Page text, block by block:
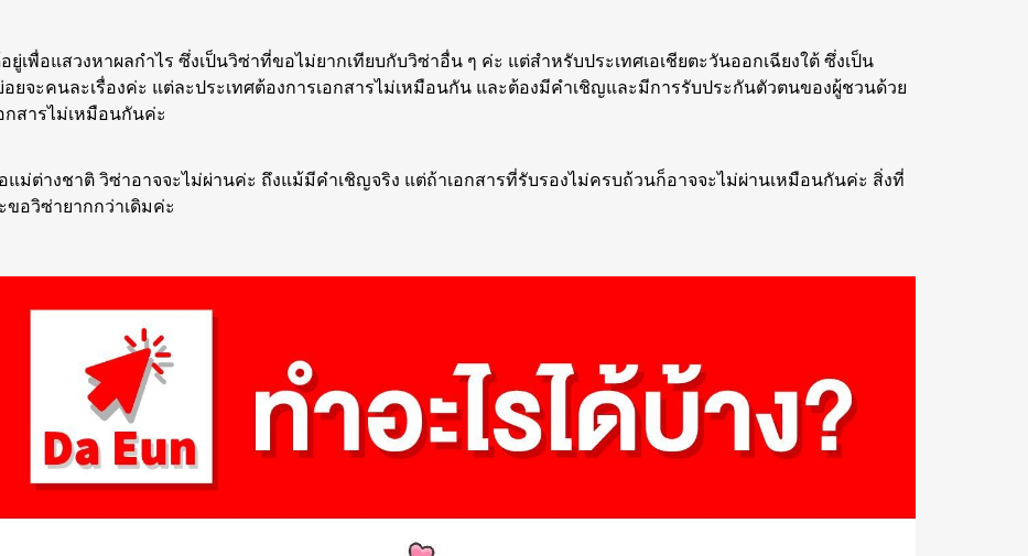
ยู่เพื่อแสวงหาผลกำไร ซึ่งเป็นวิซ่าที่ขอไม่ยากเทียบกับวิซ่าอื่น ๆ ค่ะ แต่สำหรับประเทศเอเชียตะวันออกเฉียงใต้ ซึ่งเป็น
ยจะคนละเรื่องค่ะ แต่ละประเทศต้องการเอกสารไม่เหมือนกัน และต้องมีคำเชิญและมีการรับประกันตัวตนของผู้ชวนด้วย
กสารไม่เหมือนกันค่ะ
ม่ต่างชาติ วิซ่าอาจจะไม่ผ่านค่ะ ถึงแม้มีคำเชิญจริง แต่ถ้าเอกสารที่รับรองไม่ครบถ้วนก็อาจจะไม่ผ่านเหมือนกันค่ะ สิ่งที่
อวิซ่ายากกว่าเดิมค่ะ